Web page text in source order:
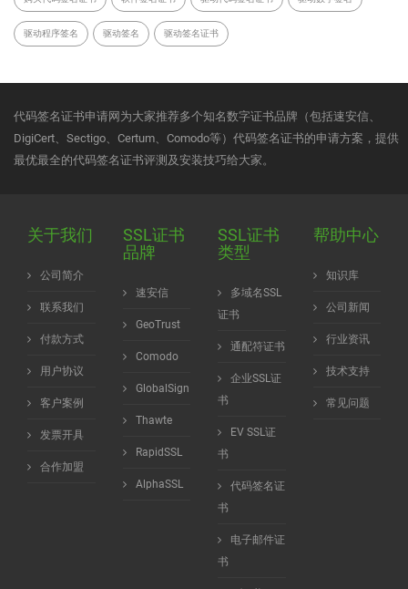
驱动程序签名 驱动签名 驱动签名证书
代码签名证书申请网为大家推荐多个知名数字证书品牌（包括速安信、
DigiCert、Sectigo、Certum、Comodo等）代码签名证书的申请方案，提供
最优最全的代码签名证书评测及安装技巧给大家。
关于我们
公司简介
联系我们
付款方式
用户协议
客户案例
发票开具
合作加盟
SSL证书
品牌
速安信
GeoTrust
Comodo
GlobalSign
Thawte
RapidSSL
AlphaSSL
SSL证书
类型
多域名SSL
证书
通配符证书
企业SSL证
书
EV SSL证
书
代码签名证
书
电子邮件证
书
帮助中心
知识库
公司新闻
行业资讯
技术支持
常见问题